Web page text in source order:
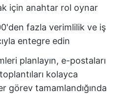
için anahtar rol oynar
fazla verimlilik ve iş
entegre edin
planlayın, e-postaları
kolayca
görev tamamlandığında